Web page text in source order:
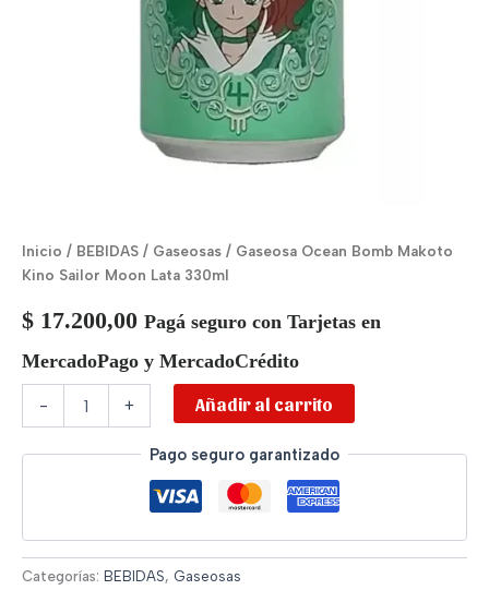
Inicio / BEBIDAS / Gaseosas / Gaseosa Ocean Bomb Makoto
Kino Sailor Moon Lata 330ml
$ 17.200,00 Pagá seguro con Tarjetas en
MercadoPago y MercadoCrédito
- + Añadir al carrito
Pago seguro garantizado
Categorías: BEBIDAS, Gaseosas